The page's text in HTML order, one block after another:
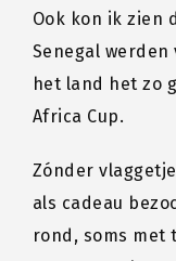
Ook kon ik zien
Senegal
het land het zo
Africa Cup.
Zónder
als cadeau
rond, soms met